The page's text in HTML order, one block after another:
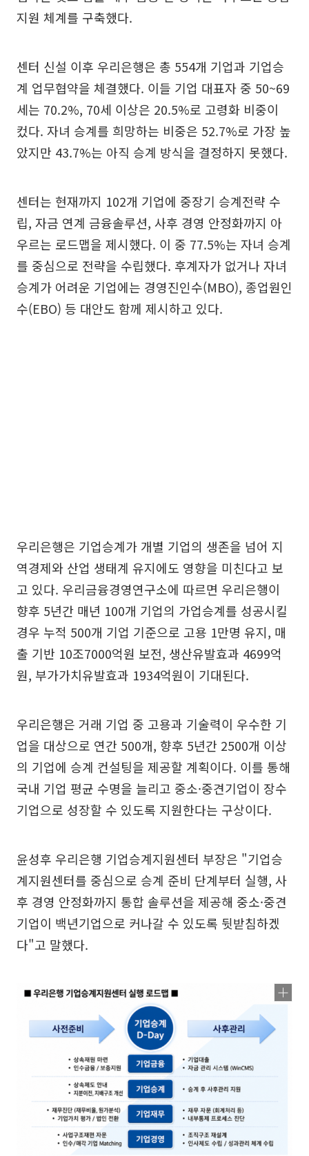
지원 체계를 구축했다.
센터 신설 이후 우리은행은 총 554개 기업과 기업승
계 업무협약을 체결했다. 이들 기업 대표자 중 50~69
세는 70.2%, 70세 이상은 20.5%로 고령화 비중이
컸다. 자녀 승계를 희망하는 비중은 52.7%로 가장 높
았지만 43.7%는 아직 승계 방식을 결정하지 못했다.
센터는 현재까지 102개 기업에 중장기 승계전략 수
립, 자금 연계 금융솔루션, 사후 경영 안정화까지 아
우르는 로드맵을 제시했다. 이 중 77.5%는 자녀 승계
를 중심으로 전략을 수립했다. 후계자가 없거나 자녀
승계가 어려운 기업에는 경영진인수(MBO), 종업원인
수(EBO) 등 대안도 함께 제시하고 있다.
우리은행은 기업승계가 개별 기업의 생존을 넘어 지
역경제와 산업 생태계 유지에도 영향을 미친다고 보
고 있다. 우리금융경영연구소에 따르면 우리은행이
향후 5년간 매년 100개 기업의 가업승계를 성공시킬
경우 누적 500개 기업 기준으로 고용 1만명 유지, 매
출 기반 10조7000억원 보전, 생산유발효과 4699억
원, 부가가치유발효과 1934억원이 기대된다.
우리은행은 거래 기업 중 고용과 기술력이 우수한 기
업을 대상으로 연간 500개, 향후 5년간 2500개 이상
의 기업에 승계 컨설팅을 제공할 계획이다. 이를 통해
국내 기업 평균 수명을 늘리고 중소·중견기업이 장수
기업으로 성장할 수 있도록 지원한다는 구상이다.
윤성후 우리은행 기업승계지원센터 부장은 "기업승
계지원센터를 중심으로 승계 준비 단계부터 실행, 사
후 경영 안정화까지 통합 솔루션을 제공해 중소·중견
기업이 백년기업으로 커나갈 수 있도록 뒷받침하겠
다"고 말했다.